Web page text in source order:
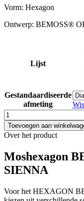
Vorm: Hexagon
Ontwerp: BEMOSS®
Lijst
Gestandaardiseerde
afmeting
Moshexagon
BEMOSS®
ORTHO
SIENNA
Toevoegen aan
Over het product
Moshexagon
SIENNA
Voor het HEXAGON